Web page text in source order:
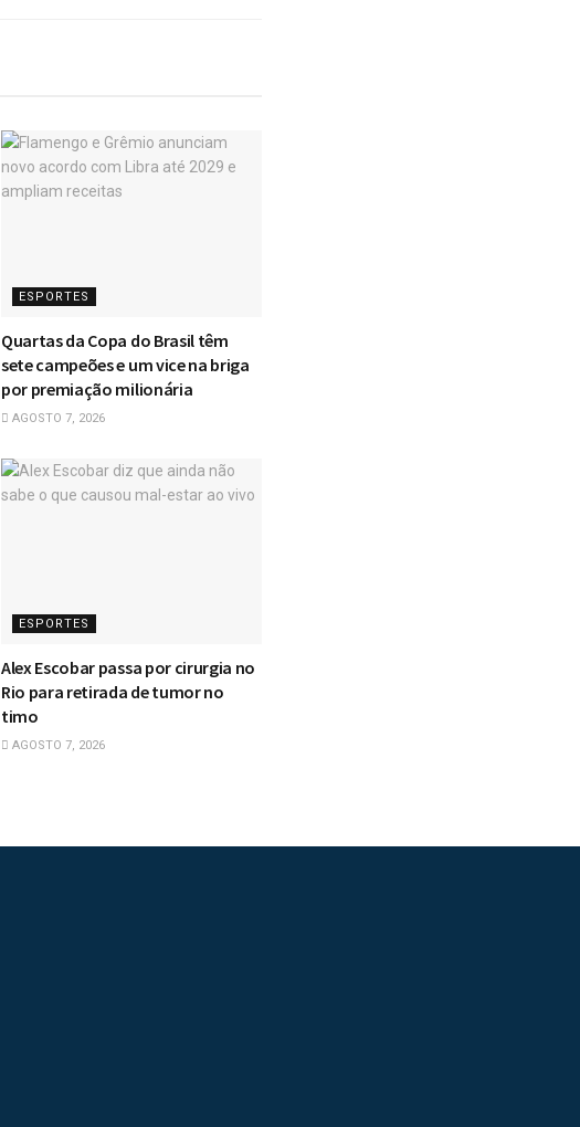
ESPORTES
Quartas da Copa do Brasil têm
sete campeões e um vice na briga
por premiação milionária
AGOSTO 7, 2026
ESPORTES
Alex Escobar passa por cirurgia no
Rio para retirada de tumor no
timo
AGOSTO 7, 2026